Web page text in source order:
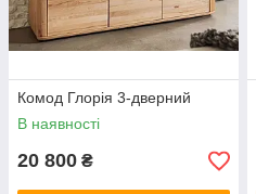
Комод Глорія 3-дверний
В наявності
20 800 ₴